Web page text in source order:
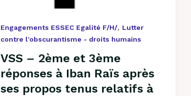
Engagements ESSEC Egalité F/H/, Lutter
contre l'obscurantisme - droits humains
VSS – 2ème et 3ème
réponses à Iban Raïs après
ses propos tenus relatifs à